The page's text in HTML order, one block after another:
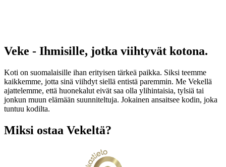
Veke - Ihmisille, jotka viihtyvät kotona.
Koti on suomalaisille ihan erityisen tärkeä paikka. Siksi teemme
kaikkemme, jotta sinä viihdyt siellä entistä paremmin. Me Vekellä
ajattelemme, että huonekalut eivät saa olla ylihintaisia, tylsiä tai
jonkun muun elämään suunniteltuja. Jokainen ansaitsee kodin, joka
tuntuu kodilta.
Miksi ostaa Vekeltä?